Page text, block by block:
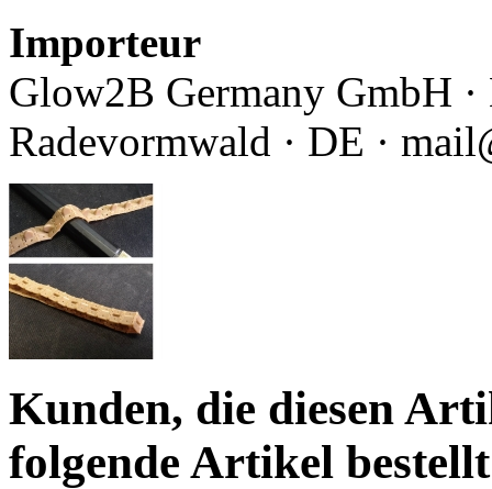
Importeur
Glow2B Germany GmbH ·
Radevormwald · DE ·
Kunden, die diesen
folgende Artikel